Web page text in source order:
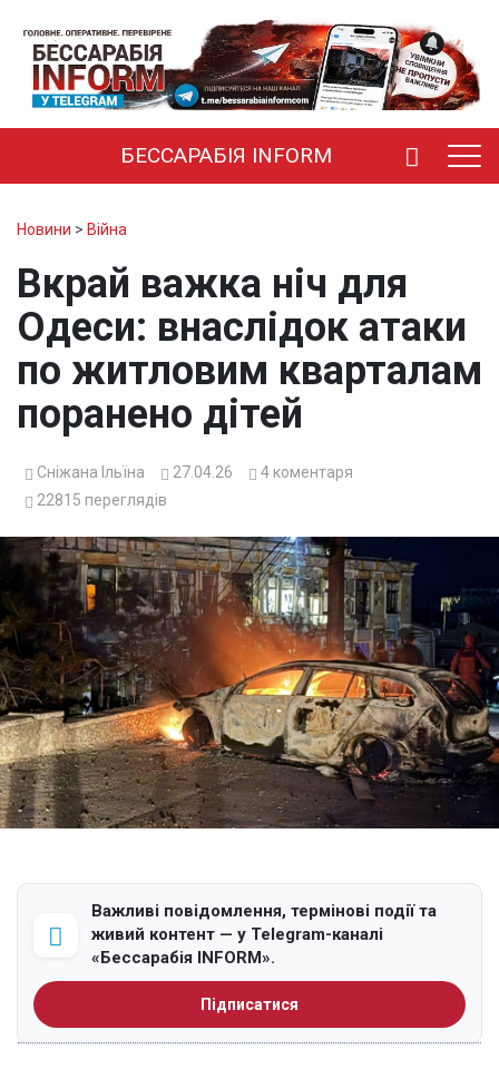
БЕССАРАБІЯ INFORM
Новини > Війна
Вкрай важка ніч для
Одеси: внаслідок атаки
по житловим кварталам
поранено дітей
Сніжана Ільїна 27.04.26 4 коментаря
22815 переглядів
Важливі повідомлення, термінові події та
живий контент — у Telegram-каналі
«Бессарабія INFORM».
Підписатися